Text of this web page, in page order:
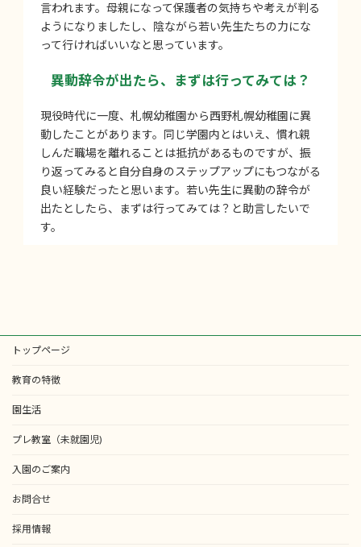
言われます。母親になって保護者の気持ちや考えが判る
ようになりましたし、陰ながら若い先生たちの力にな
って行ければいいなと思っています。
異動辞令が出たら、まずは行ってみては？
現役時代に一度、札幌幼稚園から西野札幌幼稚園に異
動したことがあります。同じ学園内とはいえ、慣れ親
しんだ職場を離れることは抵抗があるものですが、振
り返ってみると自分自身のステップアップにもつながる
良い経験だったと思います。若い先生に異動の辞令が
出たとしたら、まずは行ってみては？と助言したいで
す。
トップページ
教育の特徴
園生活
プレ教室（未就園児)
入園のご案内
お問合せ
採用情報